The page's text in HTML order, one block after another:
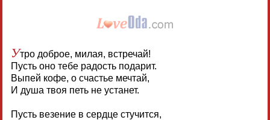
Утро доброе, милая, встречай!
Пусть оно тебе радость подарит.
Выпей кофе, о счастье мечтай,
И душа твоя петь не устанет.
Пусть везение в сердце стучится,